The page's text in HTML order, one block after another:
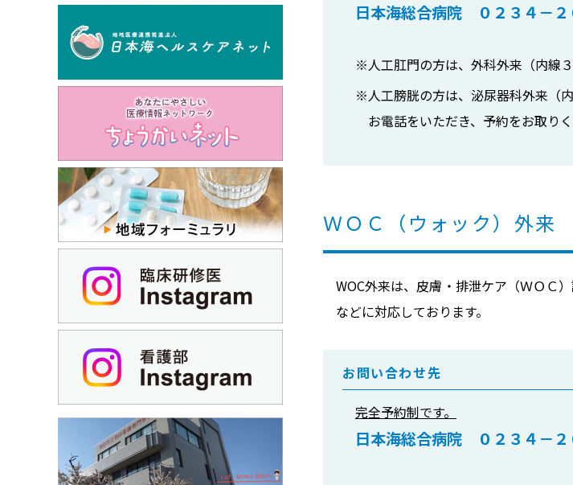
日本海総合病院 ０２３４－２
※人工肛門の方は、外科外来（内線
※人工膀胱の方は、泌尿器科外来（
お電話をいただき、予約をお取りく
ＷＯＣ（ウォック）外来
WOC外来は、皮膚・排泄ケア（ＷＯＣ
などに対応しております。
お問い合わせ先
完全予約制です。
日本海総合病院 ０２３４－２